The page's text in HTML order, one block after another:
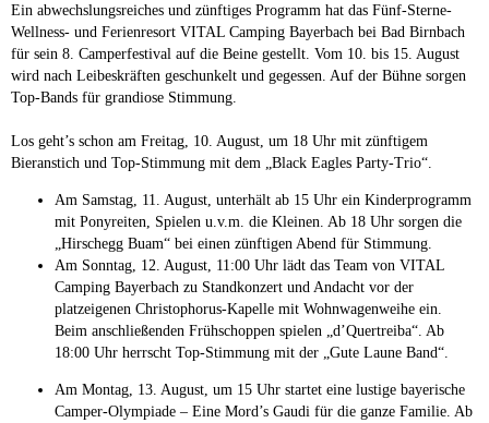
Ein abwechslungsreiches und zünftiges Programm hat das Fünf-Sterne-
Wellness- und Ferienresort VITAL Camping Bayerbach bei Bad Birnbach
für sein 8. Camperfestival auf die Beine gestellt. Vom 10. bis 15. August
wird nach Leibeskräften geschunkelt und gegessen. Auf der Bühne sorgen
Top-Bands für grandiose Stimmung.
Los geht’s schon am Freitag, 10. August, um 18 Uhr mit zünftigem
Bieranstich und Top-Stimmung mit dem „Black Eagles Party-Trio“.
Am Samstag, 11. August, unterhält ab 15 Uhr ein Kinderprogramm
mit Ponyreiten, Spielen u.v.m. die Kleinen. Ab 18 Uhr sorgen die
„Hirschegg Buam“ bei einen zünftigen Abend für Stimmung.
Am Sonntag, 12. August, 11:00 Uhr lädt das Team von VITAL
Camping Bayerbach zu Standkonzert und Andacht vor der
platzeigenen Christophorus-Kapelle mit Wohnwagenweihe ein.
Beim anschließenden Frühschoppen spielen „d’Quertreiba“. Ab
18:00 Uhr herrscht Top-Stimmung mit der „Gute Laune Band“.
Am Montag, 13. August, um 15 Uhr startet eine lustige bayerische
Camper-Olympiade – Eine Mord’s Gaudi für die ganze Familie. Ab